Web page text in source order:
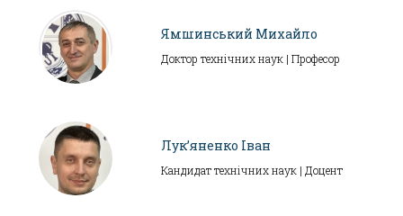
Ямшинський Михайло
Доктор технічних наук | Професор
Лук’яненко Іван
Кандидат технічних наук | Доцент